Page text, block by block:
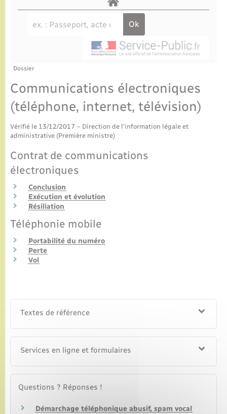
Dossier
Communications électroniques
(téléphone, internet, télévision)
Vérifié le 13/12/2017 – Direction de l'information légale et
administrative (Première ministre)
Contrat de communications
électroniques
Conclusion
Exécution et évolution
Résiliation
Téléphonie mobile
Portabilité du numéro
Perte
Vol
Textes de référence
Services en ligne et formulaires
Questions ? Réponses !
Démarchage téléphonique abusif, spam vocal